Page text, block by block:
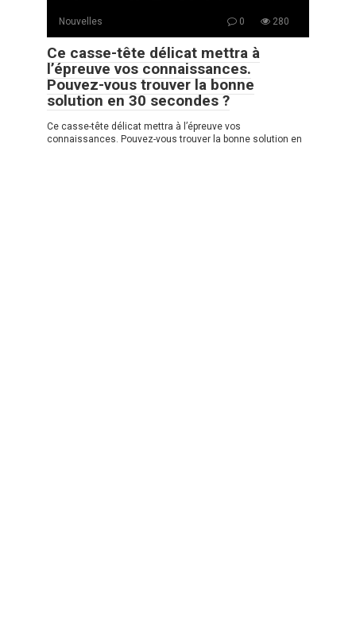
Nouvelles 0 280
Ce casse-tête délicat mettra à
l’épreuve vos connaissances.
Pouvez-vous trouver la bonne
solution en 30 secondes ?
Ce casse-tête délicat mettra à l’épreuve vos
connaissances. Pouvez-vous trouver la bonne solution en